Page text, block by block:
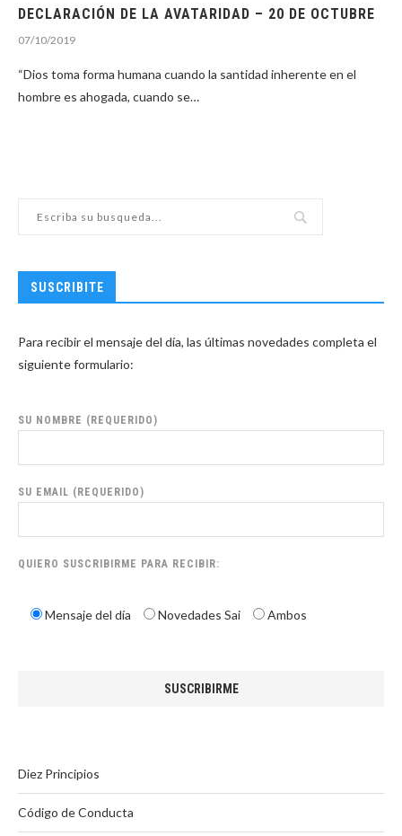
DECLARACIÓN DE LA AVATARIDAD – 20 DE OCTUBRE
07/10/2019
“Dios toma forma humana cuando la santidad inherente en el
hombre es ahogada, cuando se…
SUSCRIBITE
Para recibir el mensaje del día, las últimas novedades completa el
siguiente formulario:
SU NOMBRE (REQUERIDO)
SU EMAIL (REQUERIDO)
QUIERO SUSCRIBIRME PARA RECIBIR:
Mensaje del día Novedades Sai Ambos
Diez Principios
Código de Conducta